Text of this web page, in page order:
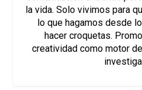
la vida. Solo vivimos para
lo que hagamos desde
hacer croquetas.
creatividad como motor